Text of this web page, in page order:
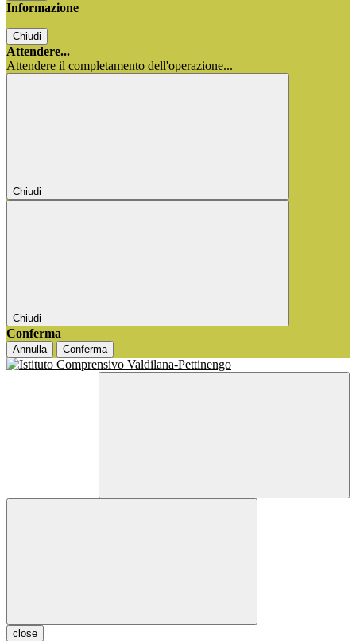
Informazione
Chiudi
Attendere...
Attendere il completamento dell'operazione...
Chiudi
Chiudi
Conferma
Annulla Conferma
close